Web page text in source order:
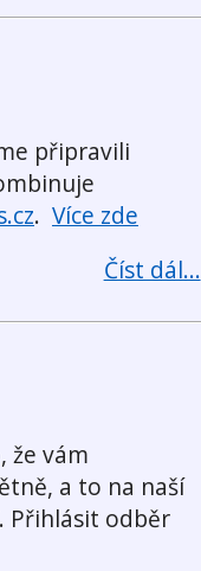
připravili
. Více zde
Číst dál...
že vám
a to na naší
. Přihlásit odběr